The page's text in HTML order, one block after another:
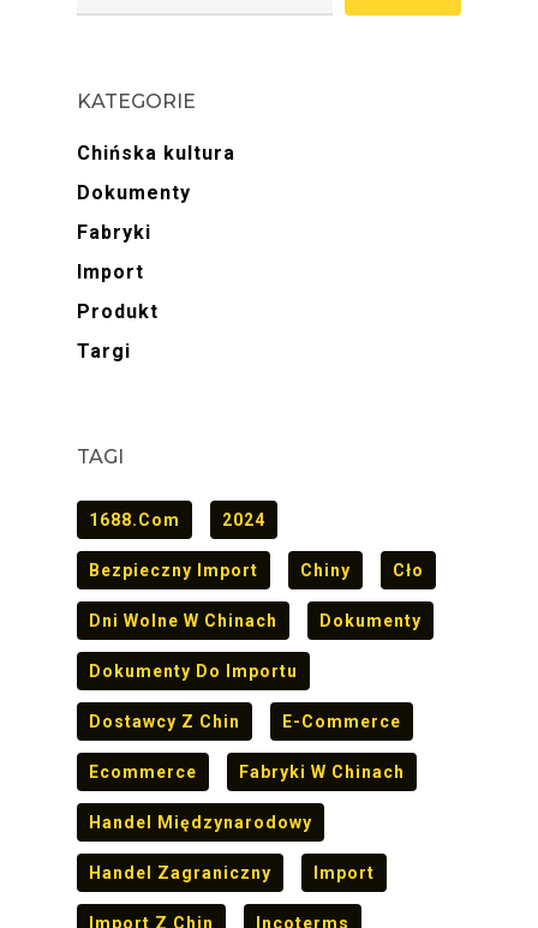
KATEGORIE
Chińska kultura
Dokumenty
Fabryki
Import
Produkt
Targi
TAGI
1688.com 2024
Bezpieczny Import Chiny Cło
Dni Wolne W Chinach Dokumenty
Dokumenty Do Importu
Dostawcy Z Chin E-Commerce
Ecommerce Fabryki W Chinach
Handel Międzynarodowy
Handel Zagraniczny Import
Import Z Chin Incoterms